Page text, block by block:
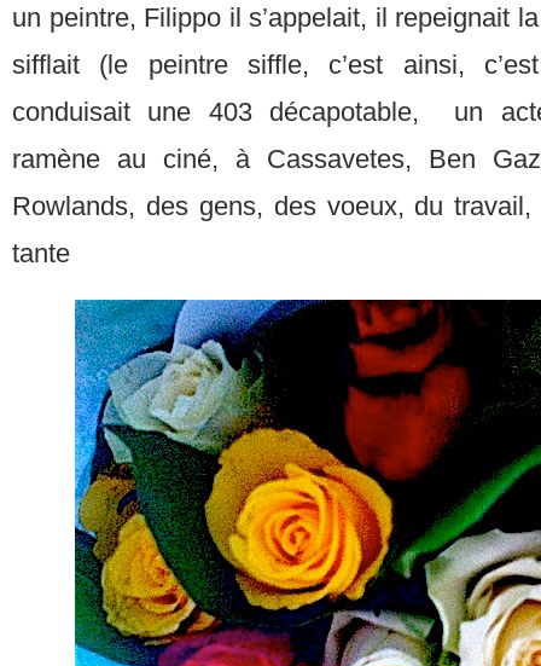
un peintre, Filippo il s’appelait, il repeignait
sifflait (le peintre siffle, c’est ainsi,
conduisait une 403 décapotable, un
ramène au ciné, à Cassavetes, Ben
Rowlands, des gens, des voeux, du
tante